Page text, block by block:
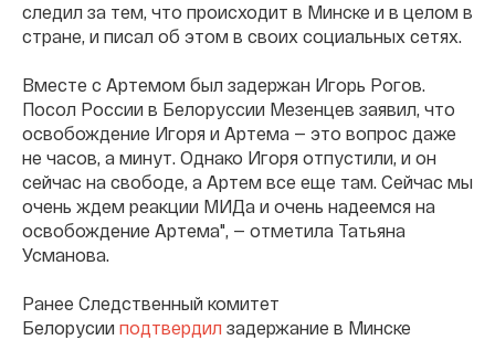
следил за тем, что происходит в Минске и в целом в
стране, и писал об этом в своих социальных сетях.
Вместе с Артемом был задержан Игорь Рогов.
Посол России в Белоруссии Мезенцев заявил, что
освобождение Игоря и Артема — это вопрос даже
не часов, а минут. Однако Игоря отпустили, и он
сейчас на свободе, а Артем все еще там. Сейчас мы
очень ждем реакции МИДа и очень надеемся на
освобождение Артема", — отметила Татьяна
Усманова.
Ранее Следственный комитет
Белорусии подтвердил задержание в Минске